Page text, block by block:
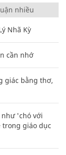
nhiều
Nhã Kỳ
cần nhớ
giác bằng thơ,
'chó với
giáo dục